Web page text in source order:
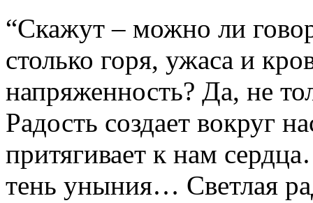
“Скажут – можно ли
столько горя, ужаса и
напряженность? Да, не
Радость создает вокруг
притягивает к нам
тень уныния… Светлая